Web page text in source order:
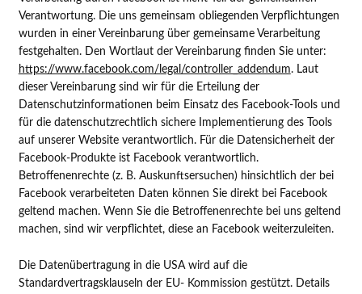
Verantwortung. Die uns gemeinsam obliegenden Verpflichtungen
wurden in einer Vereinbarung über gemeinsame Verarbeitung
festgehalten. Den Wortlaut der Vereinbarung finden Sie unter:
https://www.facebook.com/legal/controller_addendum. Laut
dieser Vereinbarung sind wir für die Erteilung der
Datenschutzinformationen beim Einsatz des Facebook-Tools und
für die datenschutzrechtlich sichere Implementierung des Tools
auf unserer Website verantwortlich. Für die Datensicherheit der
Facebook-Produkte ist Facebook verantwortlich.
Betroffenenrechte (z. B. Auskunftsersuchen) hinsichtlich der bei
Facebook verarbeiteten Daten können Sie direkt bei Facebook
geltend machen. Wenn Sie die Betroffenenrechte bei uns geltend
machen, sind wir verpflichtet, diese an Facebook weiterzuleiten.
Die Datenübertragung in die USA wird auf die
Standardvertragsklauseln der EU- Kommission gestützt. Details